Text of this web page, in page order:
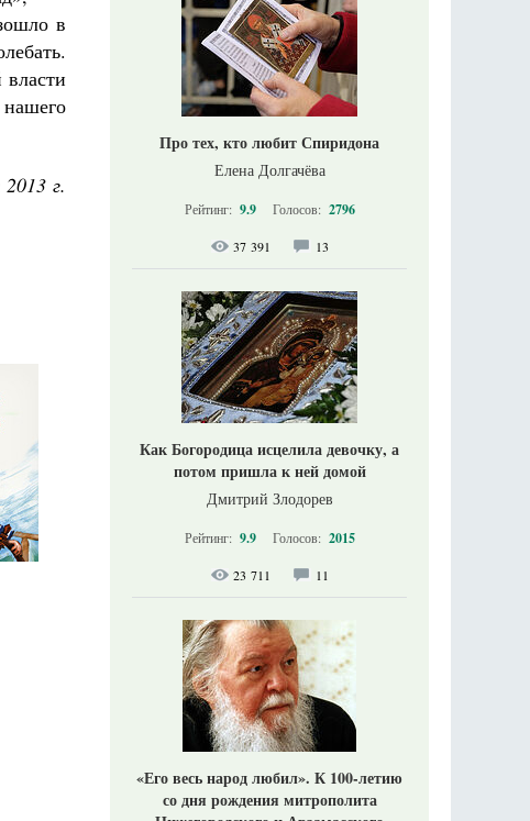
в
г.
Про тех, кто любит Спиридона
Елена Долгачёва
Рейтинг: 9.9 Голосов: 2796
37 391 13
Как Богородица исцелила девочку, а
потом пришла к ней домой
Дмитрий Злодорев
Рейтинг: 9.9 Голосов: 2015
23 711 11
«Его весь народ любил». К 100-летию
со дня рождения митрополита